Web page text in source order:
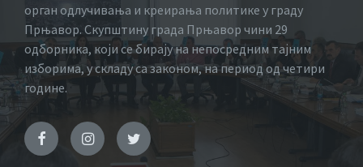
орган одлучивања и креирања политике у граду
Прњавор. Скупштину града Прњавор чини 29
одборника, који се бирају на непосредним тајним
изборима, у складу са законом, на период од четири
године.